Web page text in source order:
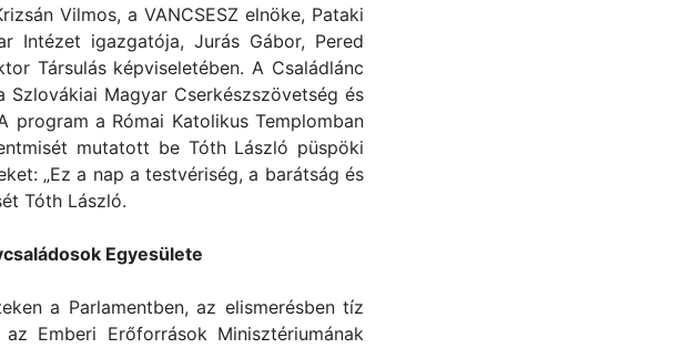
Vilmos, a VANCSESZ elnöke, Pataki
Intézet igazgatója, Jurás Gábor, Pered
Társulás képviseletében. A Családlánc
Magyar Cserkészszövetség és
program a Római Katolikus Templomban
mutatott be Tóth László püspöki
„Ez a nap a testvériség, a barátság és
Tóth László.
Egyesülete
a Parlamentben, az elismerésben tíz
Emberi Erőforrások Minisztériumának